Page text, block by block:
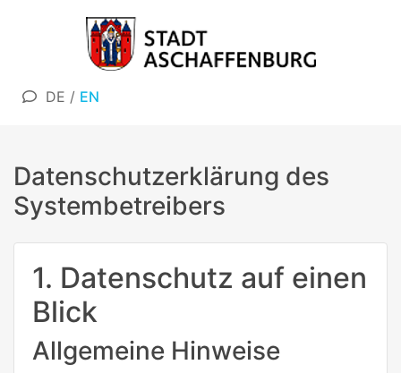
DE / EN
Datenschutzerklärung des
Systembetreibers
1. Datenschutz auf einen
Blick
Allgemeine Hinweise